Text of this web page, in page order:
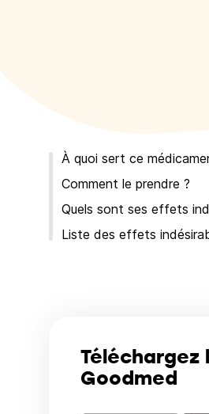
À quoi sert ce
Comment le prendre ?
Quels sont ses effets
Liste des effets
Téléchargez
Goodmed